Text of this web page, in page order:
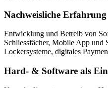
Nachweisliche Erfahrung
Entwicklung und Betreib von
Schliessfächer, Mobile App
Lockersysteme, digitales
Hard- & Software als